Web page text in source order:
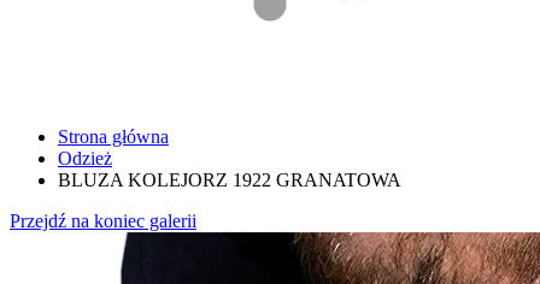
Strona główna
Odzież
BLUZA KOLEJORZ 1922 GRANATOWA
Przejdź na koniec galerii